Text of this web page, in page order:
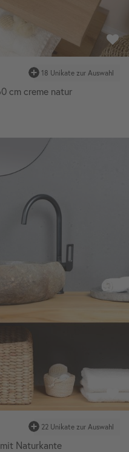
18 Unikate zur Auswahl
cm creme natur
22 Unikate zur Auswahl
Naturkante